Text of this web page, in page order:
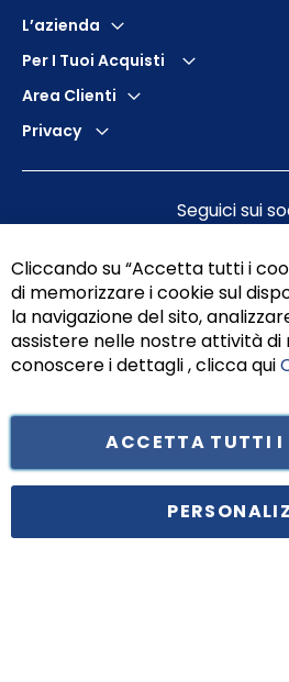
L’azienda
Per I Tuoi Acquisti
Area Clienti
Privacy
Seguici sui
Principe di Piemonte 199, cap. 80026
Cliccando su “Accetta tutti i
di memorizzare i cookie sul
la navigazione del sito,
assistere nelle nostre attività di
conoscere i dettagli , clicca qui
ACCETTA TUTTI I